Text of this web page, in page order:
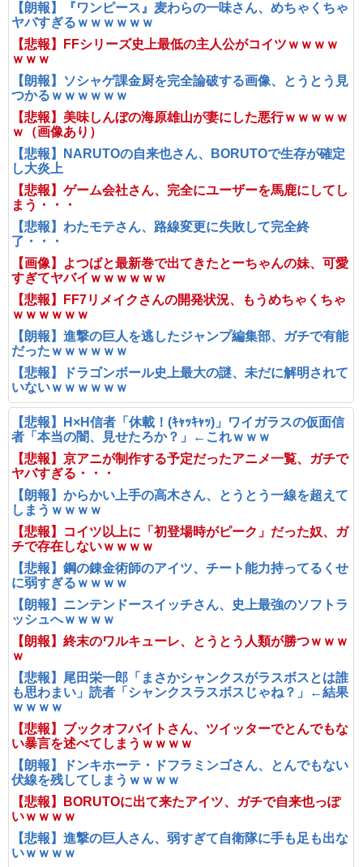
【朗報】『ワンピース』麦わらの一味さん、めちゃくちゃ
ヤバすぎるｗｗｗｗｗｗ
【悲報】FFシリーズ史上最低の主人公がコイツｗｗｗｗ
ｗｗｗ
【朗報】ソシャゲ課金厨を完全論破する画像、とうとう見
つかるｗｗｗｗｗｗ
【悲報】美味しんぼの海原雄山が妻にした悪行ｗｗｗｗｗ
ｗ（画像あり）
【悲報】NARUTOの自来也さん、BORUTOで生存が確定
し大炎上
【悲報】ゲーム会社さん、完全にユーザーを馬鹿にしてし
まう・・・
【悲報】わたモテさん、路線変更に失敗して完全終
了・・・
【画像】よつばと最新巻で出てきたとーちゃんの妹、可愛
すぎてヤバイｗｗｗｗｗｗ
【悲報】FF7リメイクさんの開発状況、もうめちゃくちゃ
ｗｗｗｗｗｗ
【朗報】進撃の巨人を逃したジャンプ編集部、ガチで有能
だったｗｗｗｗｗｗ
【悲報】ドラゴンボール史上最大の謎、未だに解明されて
いないｗｗｗｗｗｗ
【悲報】H×H信者「休載！(ｷｬｯｷｬｯ)」ワイガラスの仮面信
者「本当の闇、見せたろか？」←これｗｗｗ
【悲報】京アニが制作する予定だったアニメ一覧、ガチで
ヤバすぎる・・・
【朗報】からかい上手の高木さん、とうとう一線を超えて
しまうｗｗｗｗ
【悲報】コイツ以上に「初登場時がピーク」だった奴、ガ
チで存在しないｗｗｗｗ
【悲報】鋼の錬金術師のアイツ、チート能力持ってるくせ
に弱すぎるｗｗｗｗ
【朗報】ニンテンドースイッチさん、史上最強のソフトラ
ッシュへｗｗｗｗ
【朗報】終末のワルキューレ、とうとう人類が勝つｗｗｗ
ｗ
【悲報】尾田栄一郎「まさかシャンクスがラスボスとは誰
も思わまい」読者「シャンクスラスボスじゃね？」←結果
ｗｗｗｗ
【悲報】ブックオフバイトさん、ツイッターでとんでもな
い暴言を述べてしまうｗｗｗｗ
【朗報】ドンキホーテ・ドフラミンゴさん、とんでもない
伏線を残してしまうｗｗｗｗ
【悲報】BORUTOに出て来たアイツ、ガチで自来也っぽ
いｗｗｗｗ
【悲報】進撃の巨人さん、弱すぎて自衛隊に手も足も出な
いｗｗｗｗ